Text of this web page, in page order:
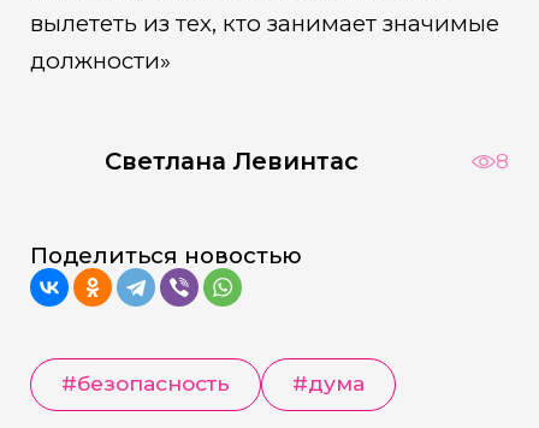
вылететь из тех, кто занимает значимые
должности»
Светлана Левинтас 8
Поделиться новостью
#безопасность #дума